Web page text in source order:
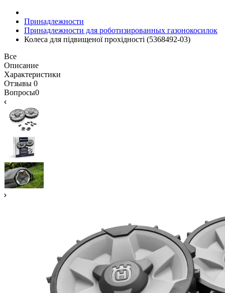
Принадлежности
Принадлежности для роботизированных газонокосилок
Колеса для підвищеної прохідності (5368492-03)
Все
Описание
Характеристики
Отзывы 0
Вопросы0